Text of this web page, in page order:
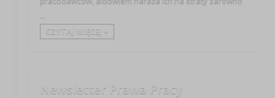
...
CZYTAJ WIĘCEJ +
Newsletter Prawa Pracy